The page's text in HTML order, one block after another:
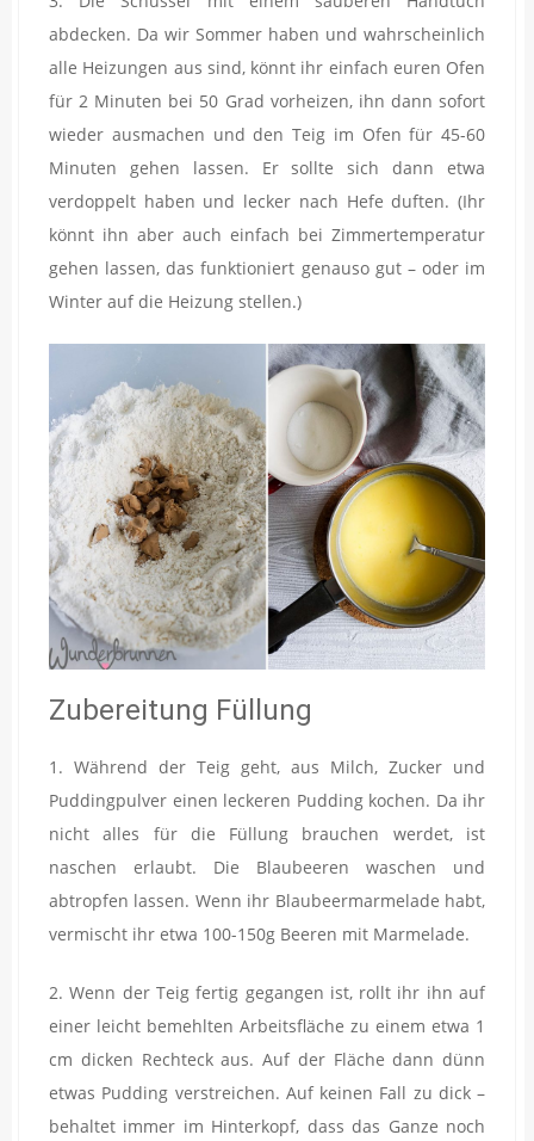
abdecken. Da wir Sommer haben und wahrscheinlich
alle Heizungen aus sind, könnt ihr einfach euren Ofen
für 2 Minuten bei 50 Grad vorheizen, ihn dann sofort
wieder ausmachen und den Teig im Ofen für 45-60
Minuten gehen lassen. Er sollte sich dann etwa
verdoppelt haben und lecker nach Hefe duften. (Ihr
könnt ihn aber auch einfach bei Zimmertemperatur
gehen lassen, das funktioniert genauso gut – oder im
Winter auf die Heizung stellen.)
Zubereitung Füllung
1. Während der Teig geht, aus Milch, Zucker und
Puddingpulver einen leckeren Pudding kochen. Da ihr
nicht alles für die Füllung brauchen werdet, ist
naschen erlaubt. Die Blaubeeren waschen und
abtropfen lassen. Wenn ihr Blaubeermarmelade habt,
vermischt ihr etwa 100-150g Beeren mit Marmelade.
2. Wenn der Teig fertig gegangen ist, rollt ihr ihn auf
einer leicht bemehlten Arbeitsfläche zu einem etwa 1
cm dicken Rechteck aus. Auf der Fläche dann dünn
etwas Pudding verstreichen. Auf keinen Fall zu dick –
behaltet immer im Hinterkopf, dass das Ganze noch